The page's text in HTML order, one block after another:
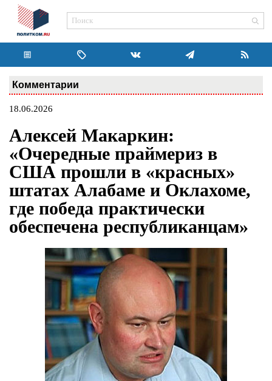
Комментарии
18.06.2026
Алексей Макаркин:
«Очередные праймериз в
США прошли в «красных»
штатах Алабаме и Оклахоме,
где победа практически
обеспечена республиканцам»